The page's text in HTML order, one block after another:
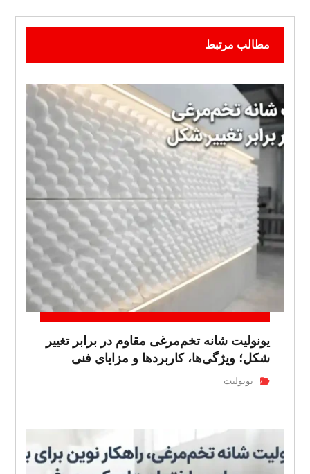
مطالب مرتبط
یونولیت شانه تخم‌مرغی مقاوم در برابر تغییر
شکل؛ ویژگی‌ها، کاربردها و مزایای فنی
یونولیت